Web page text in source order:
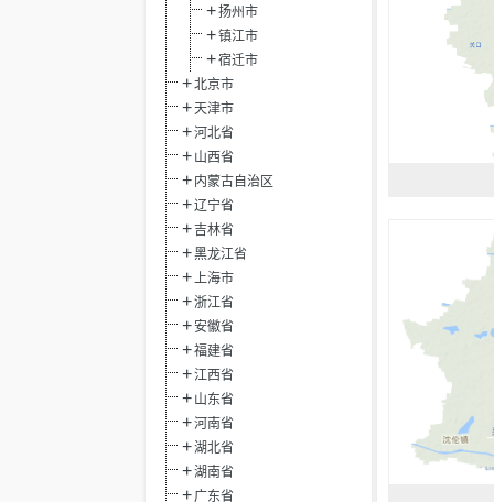
扬州市
镇江市
宿迁市
北京市
天津市
河北省
山西省
内蒙古自治区
辽宁省
吉林省
黑龙江省
上海市
浙江省
安徽省
福建省
江西省
山东省
河南省
湖北省
湖南省
广东省